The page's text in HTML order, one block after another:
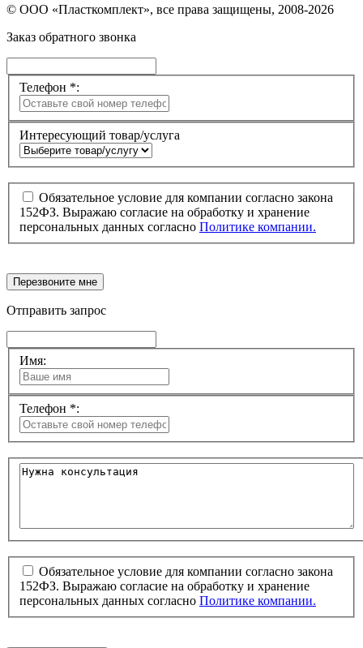
© ООО «Пласткомплект», все права защищены, 2008-2026
Заказ обратного звонка
Телефон *:
Интересующий товар/услуга
Обязательное условие для компании согласно закона
152ФЗ. Выражаю согласие на обработку и хранение
персональных данных согласно Политике компании.
Перезвоните мне
Отправить запрос
Имя:
Телефон *:
Обязательное условие для компании согласно закона
152ФЗ. Выражаю согласие на обработку и хранение
персональных данных согласно Политике компании.